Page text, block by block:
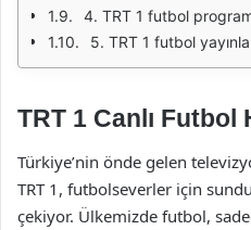
4. TRT 1 futbol
5. TRT 1 futbol yayınları
TRT 1 Canlı Futbol
Türkiye’nin önde gelen
TRT 1, futbolseverler için
çekiyor. Ülkemizde futbol,